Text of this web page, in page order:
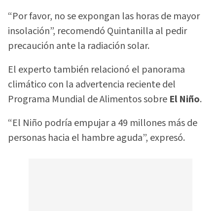
“Por favor, no se expongan las horas de mayor
insolación”, recomendó Quintanilla al pedir
precaución ante la radiación solar.
El experto también relacionó el panorama
climático con la advertencia reciente del
Programa Mundial de Alimentos sobre El Niño.
“El Niño podría empujar a 49 millones más de
personas hacia el hambre aguda”, expresó.